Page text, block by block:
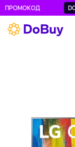
ПРОМОКОД